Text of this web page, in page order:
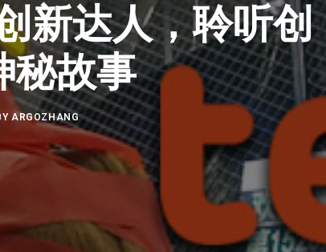
新达人，聆听创
秘故事
ARGOZHANG